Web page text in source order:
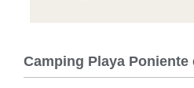
Camping Playa Poniente